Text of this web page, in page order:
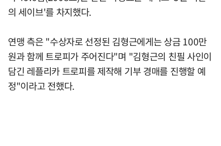
의 세이브'를 차지했다.
연맹 측은 "수상자로 선정된 김형근에게는 상금 100만
원과 함께 트로피가 주어진다"며 "김형근의 친필 사인이
담긴 레플리카 트로피를 제작해 기부 경매를 진행할 예
정"이라고 전했다.